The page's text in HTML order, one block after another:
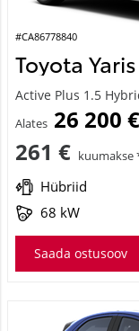
#CA86778840
Toyota Yaris
Active Plus 1.5
Alates 26 200 €
261 € kuumakse
Hübriid
68 kW
Saada ostusoov